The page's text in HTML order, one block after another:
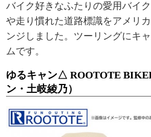
バイク好きなふたりの愛用バイ
や走り慣れた道路標識をアメリ
ンジしました。ツーリングにキ
ムです。
ゆるキャン△ ROOTOTE
ン・土岐綾乃）